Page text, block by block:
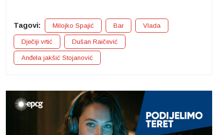
Tagovi: Milojko Spajić Bar Vlada
Dječiji vrtić Dušan Raičević
Anđela jakšić Stojanović